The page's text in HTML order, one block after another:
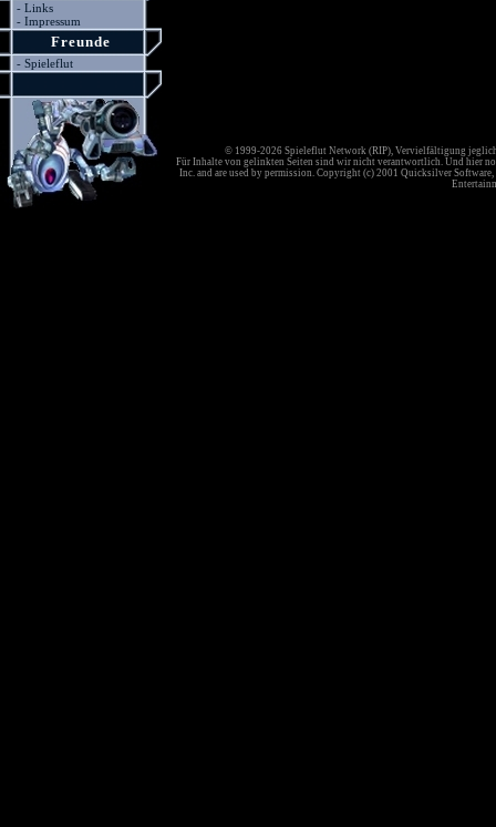
- Links
- Impressum
Freunde
- Spieleflut
© 1999-2026 Spieleflut Network (RIP), Vervielfältigung
Für Inhalte von gelinkten Seiten sind wir nicht verantwortlich. Und hier
Inc. and are used by permission. Copyright (c) 2001 Quicksilver